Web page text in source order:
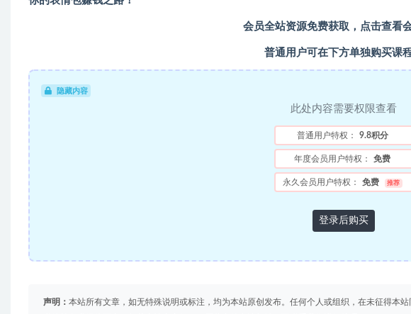
会员全站资源免费获取，点击查看
普通用户可在下方单独购买课程
隐藏内容
此处内容需要权限查看
普通用户特权： 9.8积分
年度会员用户特权： 免费
永久会员用户特权： 免费 推荐
登录后购买
声明： 本站所有文章，如无特殊说明或标注，均为本站原创发布。任何个人或组织，在未征得本